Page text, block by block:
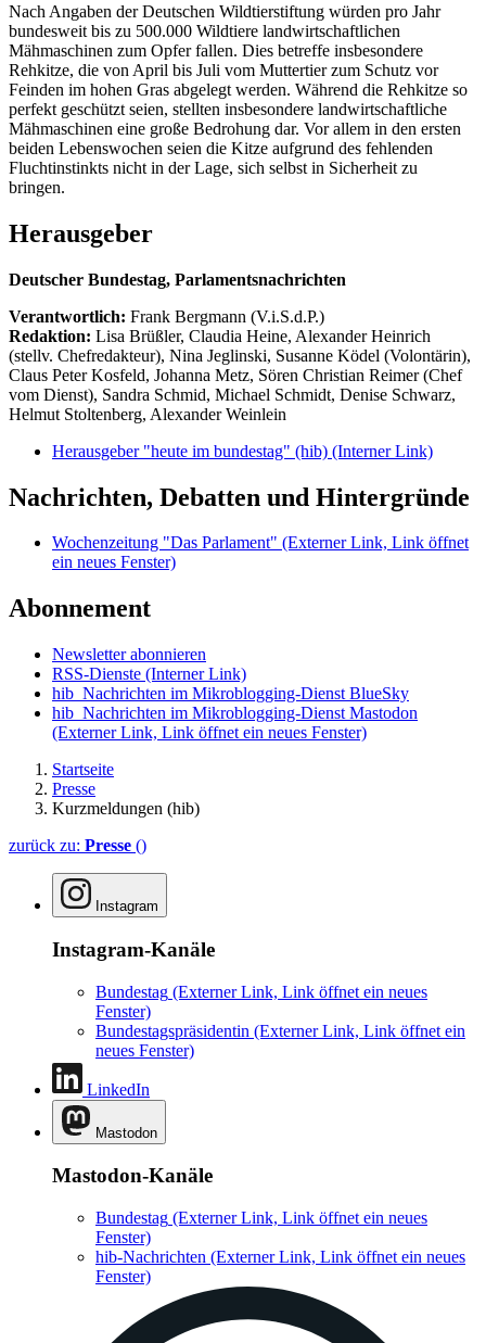
Nach Angaben der Deutschen Wildtierstiftung würden pro Jahr
bundesweit bis zu 500.000 Wildtiere landwirtschaftlichen
Mähmaschinen zum Opfer fallen. Dies betreffe insbesondere
Rehkitze, die von April bis Juli vom Muttertier zum Schutz vor
Feinden im hohen Gras abgelegt werden. Während die Rehkitze so
perfekt geschützt seien, stellten insbesondere landwirtschaftliche
Mähmaschinen eine große Bedrohung dar. Vor allem in den ersten
beiden Lebenswochen seien die Kitze aufgrund des fehlenden
Fluchtinstinkts nicht in der Lage, sich selbst in Sicherheit zu
bringen.
Herausgeber
Deutscher Bundestag, Parlamentsnachrichten
Verantwortlich: Frank Bergmann (V.i.S.d.P.)
Redaktion: Lisa Brüßler, Claudia Heine, Alexander Heinrich
(stellv. Chefredakteur), Nina Jeglinski, Susanne Ködel (Volontärin),
Claus Peter Kosfeld, Johanna Metz, Sören Christian Reimer (Chef
vom Dienst), Sandra Schmid, Michael Schmidt, Denise Schwarz,
Helmut Stoltenberg, Alexander Weinlein
Herausgeber "heute im bundestag" (hib) (Interner Link)
Nachrichten, Debatten und Hintergründe
Wochenzeitung "Das Parlament" (Externer Link, Link öffnet
ein neues Fenster)
Abonnement
Newsletter abonnieren
RSS-Dienste (Interner Link)
hib_Nachrichten im Mikroblogging-Dienst BlueSky
hib_Nachrichten im Mikroblogging-Dienst Mastodon
(Externer Link, Link öffnet ein neues Fenster)
Startseite
Presse
Kurzmeldungen (hib)
zurück zu: Presse ()
Instagram
Instagram-Kanäle
Bundestag (Externer Link, Link öffnet ein neues
Fenster)
Bundestagspräsidentin (Externer Link, Link öffnet ein
neues Fenster)
LinkedIn
Mastodon
Mastodon-Kanäle
Bundestag (Externer Link, Link öffnet ein neues
Fenster)
hib-Nachrichten (Externer Link, Link öffnet ein neues
Fenster)